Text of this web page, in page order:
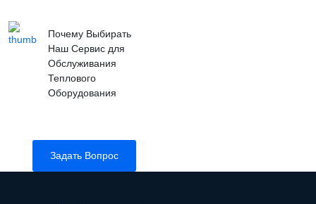
Почему Выбирать
Наш Сервис для
Обслуживания
Теплового
Оборудования
Задать Вопрос